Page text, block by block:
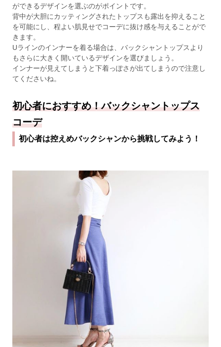
ができるデザインを選ぶのがポイントです。
背中が大胆にカッティングされたトップスも露出を抑えること
を可能にし、程よい肌見せでコーデに抜け感を与えることがで
きます。
Uラインのインナーを着る場合は、バックシャントップスより
もさらに大きく開いているデザインを選びましょう。
インナーが見えてしまうと下着っぽさが出てしまうので注意し
てくださいね。
初心者におすすめ！バックシャントップス
コーデ
初心者は控えめバックシャンから挑戦してみよう！